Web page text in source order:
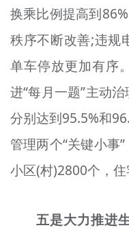
换乘比例提高到
秩序不断改善;违规
单车停放更加有序
进“每月一题”主动
分别达到95.5%和
管理两个“关键小事
小区(村)2800个，住
五是大力推进